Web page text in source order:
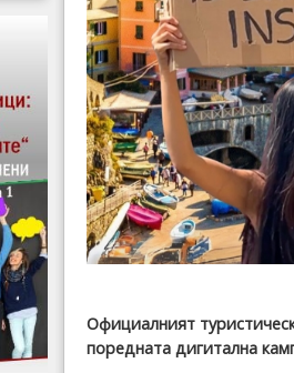
Официалният
поредната дигитална